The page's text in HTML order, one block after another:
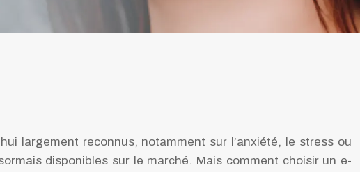
largement reconnus, notamment sur l’anxiété, le stress ou
disponibles sur le marché. Mais comment choisir un e-